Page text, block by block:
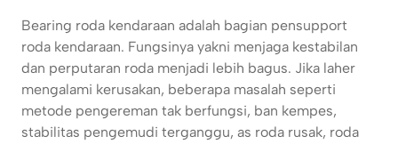
Bearing roda kendaraan adalah bagian pensupport
roda kendaraan. Fungsinya yakni menjaga kestabilan
dan perputaran roda menjadi lebih bagus. Jika laher
mengalami kerusakan, beberapa masalah seperti
metode pengereman tak berfungsi, ban kempes,
stabilitas pengemudi terganggu, as roda rusak, roda